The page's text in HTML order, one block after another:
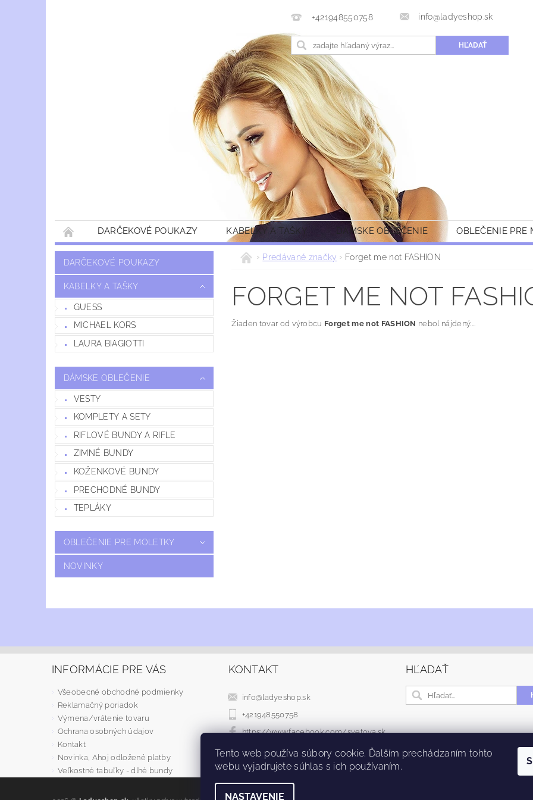
+421948550758 info@ladyeshop.sk
DARČEKOVÉ POUKAZY KABELKY A TAŠKY DÁMSKE OBLEČENIE OBLEČENIE PRE
DARČEKOVÉ POUKAZY
KABELKY A TAŠKY
GUESS
MICHAEL KORS
LAURA BIAGIOTTI
DÁMSKE OBLEČENIE
VESTY
KOMPLETY A SETY
RIFLOVÉ BUNDY A RIFLE
ZIMNÉ BUNDY
KOŽENKOVÉ BUNDY
PRECHODNÉ BUNDY
TEPLÁKY
OBLEČENIE PRE MOLETKY
NOVINKY
Predávané značky Forget me not FASHION
FORGET ME NOT
Žiaden tovar od výrobcu Forget me not FASHION nebol nájdený....
INFORMÁCIE PRE VÁS
Všeobecné obchodné podmienky
Reklamačný poriadok
Výmena/vrátenie tovaru
Ochrana osobných údajov
Kontakt
Novinka, Ahoj odložené platby
Veľkostné tabuľky - dlhé bundy
KONTAKT
info@ladyeshop.sk
+421948550758
https://www.facebook.com/svetova.sk
HĽADAŤ
Tento web používa súbory cookie. Ďalším prechádzaním tohto
webu vyjadrujete súhlas s ich používaním.
NASTAVENIE